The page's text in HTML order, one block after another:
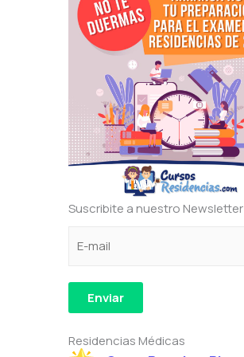
Suscribite a nuestro Newsletter
t
ó
c
r
e
e
Enviar
Residencias Médicas